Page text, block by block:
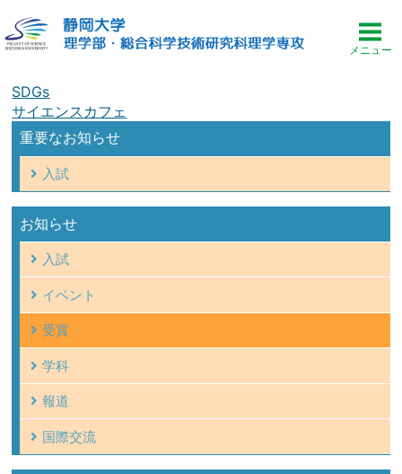
SDGs
サイエンスカフェ
重要なお知らせ
入試
お知らせ
入試
イベント
受賞
学科
報道
国際交流